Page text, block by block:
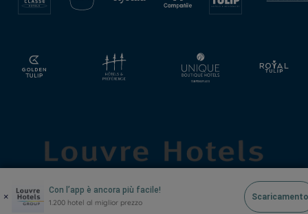
× Con l’app è ancora più facile!
1.200 hotel al miglior prezzo
Scaricamento